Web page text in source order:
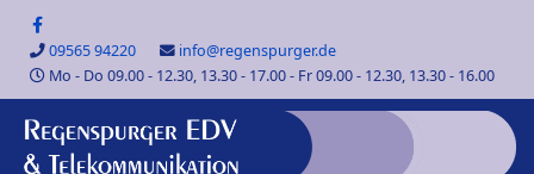
09565 94220
info@regenspurger.de
Mo - Do 09.00 - 12.30, 13.30 - 17.00 - Fr 09.00 - 12.30, 13.30 - 16.00